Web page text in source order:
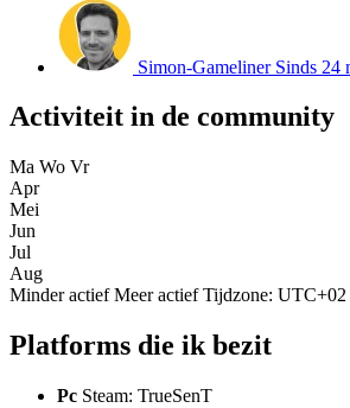
Simon-Gameliner Sinds 24
Activiteit in de community
Ma Wo Vr
Apr
Mei
Jun
Jul
Aug
Minder actiefMeer actiefTijdzone: UTC+02
Platforms die ik bezit
Pc Steam: TrueSenT